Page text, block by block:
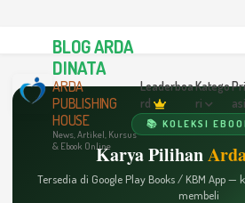
BLOG ARDA
DINATA
ARDA
PUBLISHING
HOUSE
News, Artikel, Kursus
& Ebook Online
Leaderboa
rd
Katego
ri
asi
📚 KOLEKSI
Karya Pilihan
Tersedia di Google Play Books / KBM App
membeli